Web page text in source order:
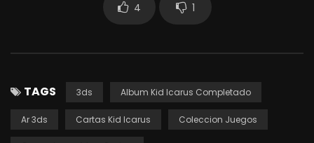
4 1
TAGS 3ds Album Kid Icarus Completado
Ar 3ds Cartas Kid Icarus Coleccion Juegos